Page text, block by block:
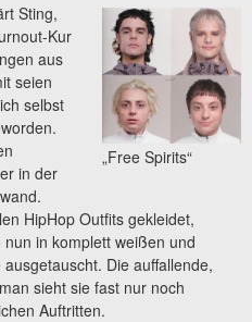
„Free Spirits“
Sting,
Kur
aus
seien
selbst
in der
HipHop Outfits gekleidet,
in komplett weißen und
Die auffallende,
sieht sie fast nur noch
Auftritten.